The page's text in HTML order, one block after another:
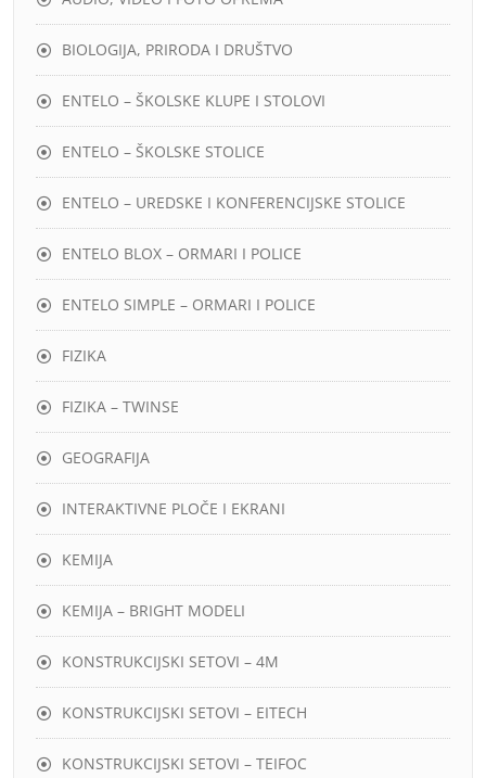
BIOLOGIJA, PRIRODA I DRUŠTVO
ENTELO – ŠKOLSKE KLUPE I STOLOVI
ENTELO – ŠKOLSKE STOLICE
ENTELO – UREDSKE I KONFERENCIJSKE STOLICE
ENTELO BLOX – ORMARI I POLICE
ENTELO SIMPLE – ORMARI I POLICE
FIZIKA
FIZIKA – TWINSE
GEOGRAFIJA
INTERAKTIVNE PLOČE I EKRANI
KEMIJA
KEMIJA – BRIGHT MODELI
KONSTRUKCIJSKI SETOVI – 4M
KONSTRUKCIJSKI SETOVI – EITECH
KONSTRUKCIJSKI SETOVI – TEIFOC